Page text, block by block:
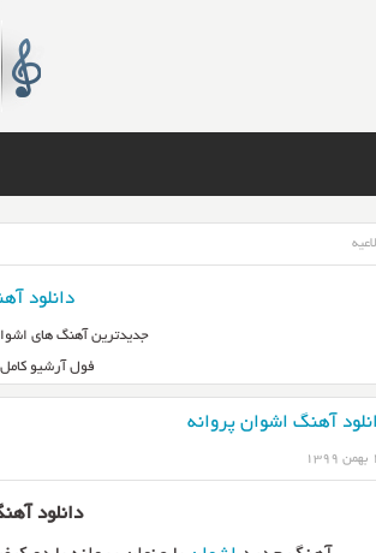
دانلود
جدیدترین آهنگ های
فول آرشیو
آهنگ اشوان پروانه
دانلود